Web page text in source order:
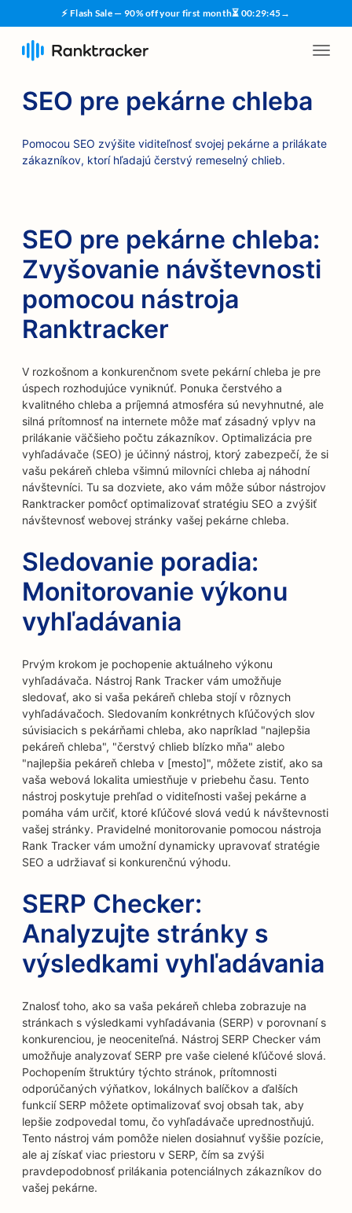
⚡ Flash Sale — 90% off your first month⏳ 00:29:44→
SEO pre pekárne chleba
Pomocou SEO zvýšite viditeľnosť svojej pekárne a prilákate
zákazníkov, ktorí hľadajú čerstvý remeselný chlieb.
SEO pre pekárne chleba:
Zvyšovanie návštevnosti
pomocou nástroja
Ranktracker
V rozkošnom a konkurenčnom svete pekární chleba je pre
úspech rozhodujúce vyniknúť. Ponuka čerstvého a
kvalitného chleba a príjemná atmosféra sú nevyhnutné, ale
silná prítomnosť na internete môže mať zásadný vplyv na
prilákanie väčšieho počtu zákazníkov. Optimalizácia pre
vyhľadávače (SEO) je účinný nástroj, ktorý zabezpečí, že si
vašu pekáreň chleba všimnú milovníci chleba aj náhodní
návštevníci. Tu sa dozviete, ako vám môže súbor nástrojov
Ranktracker pomôcť optimalizovať stratégiu SEO a zvýšiť
návštevnosť webovej stránky vašej pekárne chleba.
Sledovanie poradia:
Monitorovanie výkonu
vyhľadávania
Prvým krokom je pochopenie aktuálneho výkonu
vyhľadávača. Nástroj Rank Tracker vám umožňuje
sledovať, ako si vaša pekáreň chleba stojí v rôznych
vyhľadávačoch. Sledovaním konkrétnych kľúčových slov
súvisiacich s pekárňami chleba, ako napríklad "najlepšia
pekáreň chleba", "čerstvý chlieb blízko mňa" alebo
"najlepšia pekáreň chleba v [mesto]", môžete zistiť, ako sa
vaša webová lokalita umiestňuje v priebehu času. Tento
nástroj poskytuje prehľad o viditeľnosti vašej pekárne a
pomáha vám určiť, ktoré kľúčové slová vedú k návštevnosti
vašej stránky. Pravidelné monitorovanie pomocou nástroja
Rank Tracker vám umožní dynamicky upravovať stratégie
SEO a udržiavať si konkurenčnú výhodu.
SERP Checker:
Analyzujte stránky s
výsledkami vyhľadávania
Znalosť toho, ako sa vaša pekáreň chleba zobrazuje na
stránkach s výsledkami vyhľadávania (SERP) v porovnaní s
konkurenciou, je neoceniteľná. Nástroj SERP Checker vám
umožňuje analyzovať SERP pre vaše cielené kľúčové slová.
Pochopením štruktúry týchto stránok, prítomnosti
odporúčaných výňatkov, lokálnych balíčkov a ďalších
funkcií SERP môžete optimalizovať svoj obsah tak, aby
lepšie zodpovedal tomu, čo vyhľadávače uprednostňujú.
Tento nástroj vám pomôže nielen dosiahnuť vyššie pozície,
ale aj získať viac priestoru v SERP, čím sa zvýši
pravdepodobnosť prilákania potenciálnych zákazníkov do
vašej pekárne.